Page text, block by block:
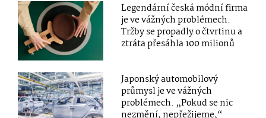
Legendární česká módní firma
je ve vážných problémech.
Tržby se propadly o čtvrtinu a
ztráta přesáhla 100 milionů
Japonský automobilový
průmysl je ve vážných
problémech. „Pokud se nic
nezmění, nepřežijeme,“